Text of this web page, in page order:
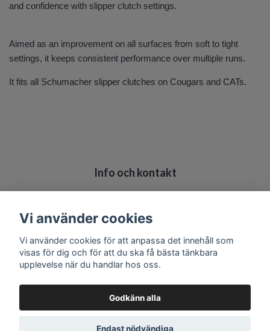
and confidence with slipper clutch settings.
Aimed as an improvement on all surfaces from soft to tight
settings, it keeps consistent performance over multiple runs.
It fits all Schumacher slipper clutches on Cougars and CATs.
Info och kontakt
Kontakt
Vi använder cookies
Vi använder cookies för att anpassa det innehåll som
visas för dig och för att du ska få bästa tänkbara
upplevelse när du handlar hos oss.
Godkänn alla
Endast nödvändiga